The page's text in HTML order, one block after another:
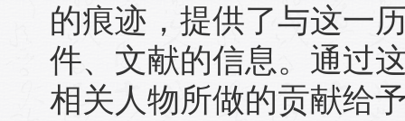
的痕迹，提供了与这一
件、文献的信息。通过
相关人物所做的贡献给